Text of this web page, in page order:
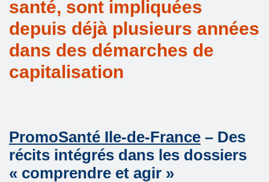
santé, sont impliquées
depuis déjà plusieurs années
dans des démarches de
capitalisation
PromoSanté Ile-de-France – Des
récits intégrés dans les dossiers
« comprendre et agir »